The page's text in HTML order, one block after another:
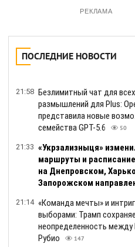
РЕКЛАМА
ПОСЛЕДНИЕ НОВОСТИ
21:58 Безлимитный чат для
размышлений для Plus:
представила новые
семейства GPT-5.6
50
21:33 «Укрзализныця»
маршруты и
на Днепровском,
Запорожском
21:14 «Команда мечты» и
выборами: Трамп
неопределенность между
Рубио
147